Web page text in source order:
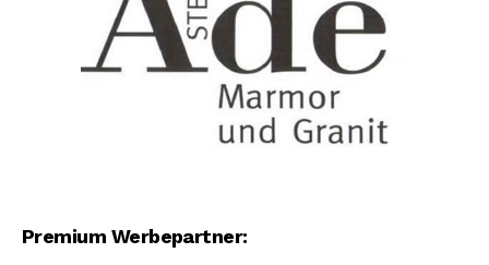
Premium Werbepartner: